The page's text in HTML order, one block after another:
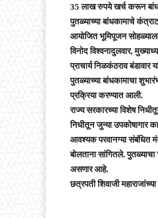
35 लाख रुपये खर्च करून
पुतळ्याच्या बांधकामाचे
आयोजित भूमिपूजन सोहळ्याला
विनोद विश्वनादुलवार,
प्राचार्य निळकंठराव
पुतळ्याच्या बांधकामाचा
प्रक्रिया करण्यात आली.
राज्य सरकारच्या विशेष
निधीतून जुन्या उपकोषागार
आवश्यक परवानग्या संबंधित
बोलताना सांगितले.
असणार आहे.
छत्रपती शिवाजी